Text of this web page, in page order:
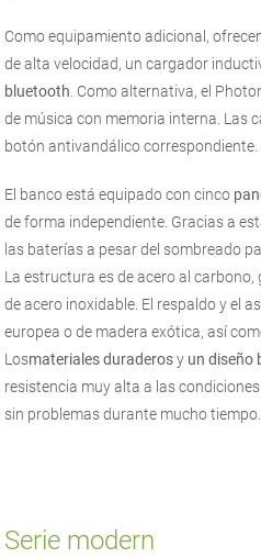
Como equipamiento adicional,
de alta velocidad, un cargador
bluetooth . Como alternativa, el
de música con memoria interna. Las
botón antivandálico correspondiente.
El banco está equipado con cinco
de forma independiente. Gracias a
las baterías a pesar del sombreado
La estructura es de acero al
de acero inoxidable. El respaldo y el
europea o de madera exótica, así
Losmateriales duraderosy un diseño
resistencia muy alta a las
sin problemas durante mucho tiempo.
Serie modern